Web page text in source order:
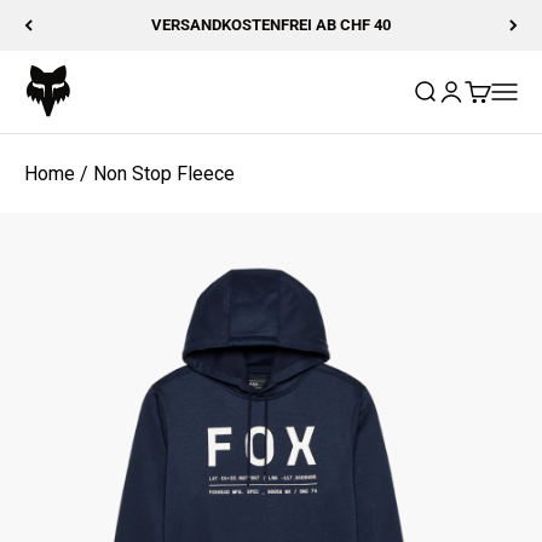
Zum Inhalt springenVERSANDKOSTENFREI AB CHF 40
Fox Racing
Suche öffnen
Home / Non Stop Fleece